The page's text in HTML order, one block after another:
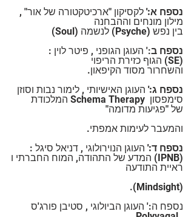
נספח א:' לקסיקון "ארכיטקטורה של אור" ,
מילון מונחים וההבחנה
בין נפש (Psyche) לנשמה (Soul)
נספח ב:' העוגן הגופני , פיטר לוין :
(SE) הגוף כזירת הריפוי
והשחרור מסוד הקיפאון.
נספח ג:' העוגן האישיותי , לימור נבות וסוזן
סימפסון  Schema Therapy המלכודת
של "פגיעות מדומה"
והמעבר לעימות אמפתי.
נספח ד:' העוגן הנוירולוגי , דניאל סיגל :
(IPNB) המדע של התהודה, המוח החברתי ו
ראיית התודעה
.(Mindsight)
נספח ה:' העוגן הביולוגי , סטיבן פורג'ס